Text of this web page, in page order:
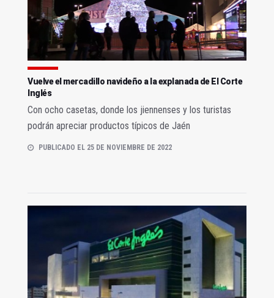
Vuelve el mercadillo navideño a la explanada de El Corte
Inglés
Con ocho casetas, donde los jiennenses y los turistas
podrán apreciar productos típicos de Jaén
PUBLICADO EL 25 DE NOVIEMBRE DE 2022